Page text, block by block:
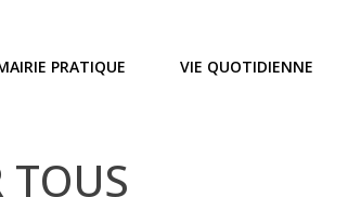
PRATIQUE VIE QUOTIDIENNE